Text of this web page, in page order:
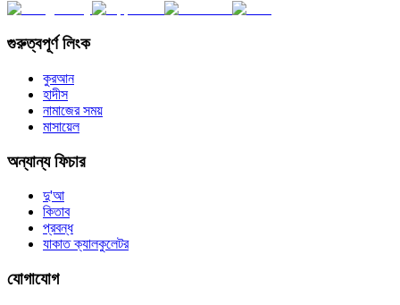
গুরুত্বপূর্ণ লিংক
কুরআন
হাদীস
নামাজের সময়
মাসায়েল
অন্যান্য ফিচার
দু'আ
কিতাব
প্রবন্ধ
যাকাত ক্যালকুলেটর
যোগাযোগ